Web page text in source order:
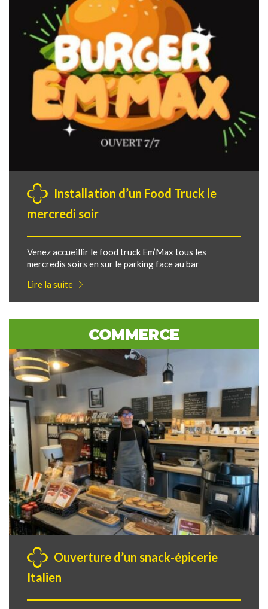
Installation d’un Food Truck le
mercredi soir
Venez accueillir le food truck Em’Max tous les
mercredis soirs en sur le parking face au bar
Lire la suite
COMMERCE
Ouverture d’un snack-épicerie
Italien